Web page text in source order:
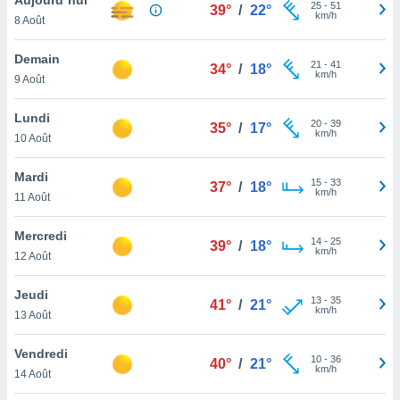
et
»,
au
vous
qu'ils
ou
le
ainsi
un
la
du
8 Août
39° / 22° 25- 51
km/h
Demain
9 Août
34° / 18° 21 - 41
km/h
Lundi
10 Août
35° / 17° 20- 39
km/h
Mardi
11 Août
37° / 18° 15- 33
km/h
Mercredi
12 Août
39° / 18° 14- 25
km/h
Jeudi
13 Août
41° / 21° 13- 35
km/h
Vendredi
14 Août
40° / 21° 10- 36
km/h